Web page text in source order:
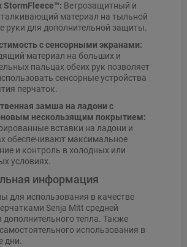
StormFleece™: Ветрозащитный и
материал на тыльной
руки для дополнительной защиты.
с сенсорными экранами:
материал на больших и
пальцах обеих рук позволяет
сенсорные устройства
перчаток.
замша на ладони с
нескользящим покрытием:
вставки на ладони и
обеспечивают максимальное
и контроль в холодных или
условиях.
информация
для использования в качестве
Senja Mitt средней
дополнительного тепла. Также
использования в
дни.